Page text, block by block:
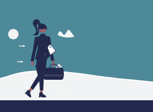
Buchhaltungssoftware
Lohnsoftware
Weitere Tools & Vorlagen
Vergleiche
Marke, AGB & Datenschutz
Geschäftskonto eröffnen
Richtig versichern
Steuerberatung